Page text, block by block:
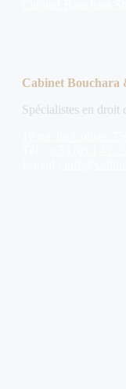
Cabinet Bouchara
Spécialistes en